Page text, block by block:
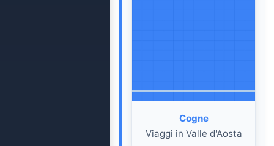
Cogne
Viaggi in Valle d'Aosta